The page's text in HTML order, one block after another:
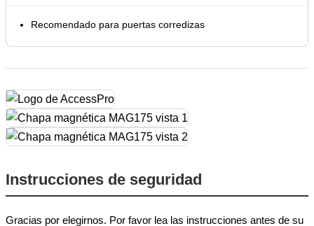
Recomendado para puertas corredizas
Instrucciones de seguridad
Gracias por elegirnos. Por favor lea las instrucciones antes de su